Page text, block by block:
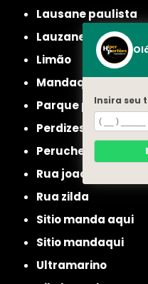
lausane paulista
lauzane
limão
mandaqui
parque peruche
perdizes
peruche
rua joao ruthe
rua zilda
sitio manda aqui
sitio mandaqui
ultramarino
Insira seu